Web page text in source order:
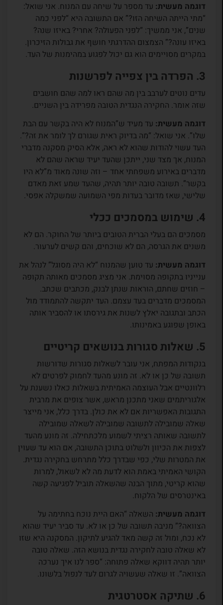
דוגמה מעשית:עד מספר על שיחה עם המנוח. אני שואל:
“מתי הייתה השיחה הזו?” אם התשובה היא “לפני כמה
שנים”, אני ממשיך: “לפני הפעולה? אחרי? באיזו שנה?
באיזו עונה?” הצמצום ההדרגתי חושף את גבולות הזיכרון.
במקרים מסויימים הוא גם יכול לפגוע במהימנות של העד.
3. הפרדה בין צפייה לפרשנות
עדים נוטים לערבב בין מה שהם ראו למה שהם חושבים
שזה אומר. החקירה הנגדית הטובה מפרידה בין השניים.
דוגמה מעשית:עד מעיד ש”המנוח לא היה בקשר עם הבת
שלו”. אני שואל: “מה בדיוק ראית שגורם לך לומר את זה?”.
העד עשוי להודות שהוא לא ראה, אלא הסיק מסקנה מדברי
המנוח, אך מצד שני, ייתכן שהעד יעיד שראה שהם לא
מדברים באירוע משפחתי אחד – וזה שונה מאוד מ”לא היו
בקשר”. תשובה טובה יותר תהיה, שהעד שמע זאת מאדם
שלישי, שאז מדובר בעדות מפי השמועה שמשקלה אפסי.
4. שימוש במסמכים ככלי
מסמכים הם בעלי הברית הטובים ביותר של החוקר. הם לא
משנים את הגרסה, הם לא שוכחים, והם קשים לערעור.
דוגמה מעשית:עד טוען שהמנוח “לא היה מסוגל” לנהל את
ענייניו בתקופה מסוימת. אני מציג מסמכים מאותה תקופה
– חוזים שחתם, הוראות שנתן לבנק, מכתבים שכתב.
המסמכים מדברים בעד עצמם. העד יתקשה להתמודד מול
הכתב ובתגובה יאלץ לשנות את גירסתו או להסביר אותה
באופן שפוגע באמינותו.
5. שאלות סגורות בנושאים קריטיים
בנקודות המפתח, אני עובר לשאלות סגורות שדורשות
תשובה של כן או לא. זה מונע מהעד לחמוק לפרטים לא
רלוונטיים אבל העוצמה האמיתית בשאלות כאלו נשענת על
אלגוריתמים שאני מתכנן מראש, אשר צופים את מרבית
התגובות האפשריות אם לא את כולן. בדרך כלל, אני מייצר
שאלה שמובילה לתשובה שמובילה לשאלה שמובילה
לתשובה שאותה רציתי לשמוע מלכתחילה. זה מונע מהעד
לצפות את הכיוון ולשלוט בתוכן התשובה, אם הוא עד שעוין
את המטרות שלי, כפי שבדרך כלל מתרחש בחקירה נגדית.
הקושי האמיתי באמת הוא לדעת מה לא לשאול, למרות
שהוא קריטי, מתוך הבנה שהשאלה תוביל לפגיעה קשה
באינטרסים של הלקוח.
דוגמה מעשית:השאלה “האם היית נוכח בחתימה על
הצוואה?” מניבה תשובה של כן או לא. עד סביר יעיד שהוא
לא נכח, ומול זה קשה מאד להגיע לתיקון. המסקנה היא שזו
לא שאלה טובה לחקירה נגדית בנושא הזה. שאלה טובה
יותר תהיה דווקא שאלה פתוחה: “ספר לנו איך נערכה
הצוואה”. זו שאלה שעשויה לגרום לעד לנפול בלשונו.
6. שתיקה אסטרטגית